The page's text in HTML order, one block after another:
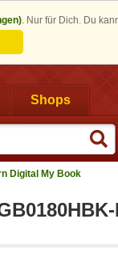
. Nur für Dich. Du
Shops
Digital My Book